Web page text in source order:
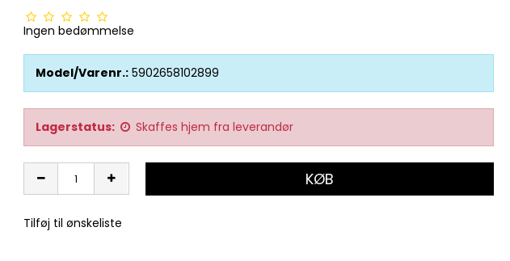
Ingen bedømmelse
Model/Varenr.: 5902658102899
Lagerstatus: Skaffes hjem fra leverandør
KØB
Tilføj til ønskeliste